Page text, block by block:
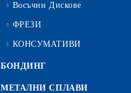
Восъчни Дискове
ФРЕЗИ
КОНСУМАТИВИ
БОНДИНГ
МЕТАЛНИ СПЛАВИ